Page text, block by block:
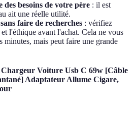
des besoins de votre père : il est
ait une réelle utilité.
faire de recherches : vérifiez
l'éthique avant l'achat. Cela ne vous
minutes, mais peut faire une grande
Voiture Usb C 69w [Câble
Adaptateur Allume Cigare,